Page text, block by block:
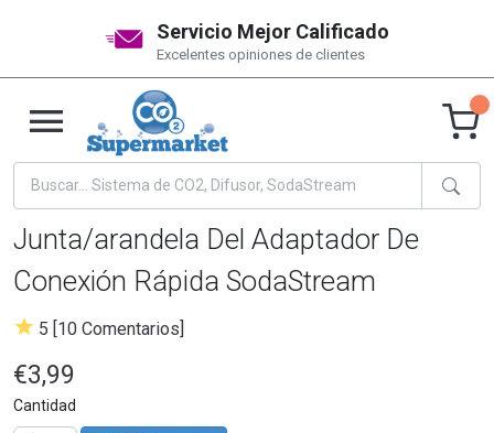
Servicio Mejor Calificado
Excelentes opiniones de clientes
Junta/arandela Del Adaptador De
Conexión Rápida SodaStream
5 [10 Comentarios]
€3,99
Cantidad